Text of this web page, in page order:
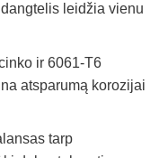
leidžia vienu
ir 6061-T6
atsparumą korozijai
tarp